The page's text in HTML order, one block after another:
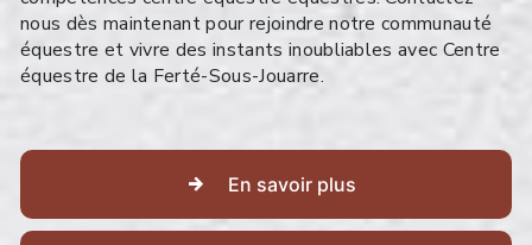
nous dès maintenant pour rejoindre notre communauté
équestre et vivre des instants inoubliables avec Centre
équestre de la Ferté-Sous-Jouarre.
En savoir plus